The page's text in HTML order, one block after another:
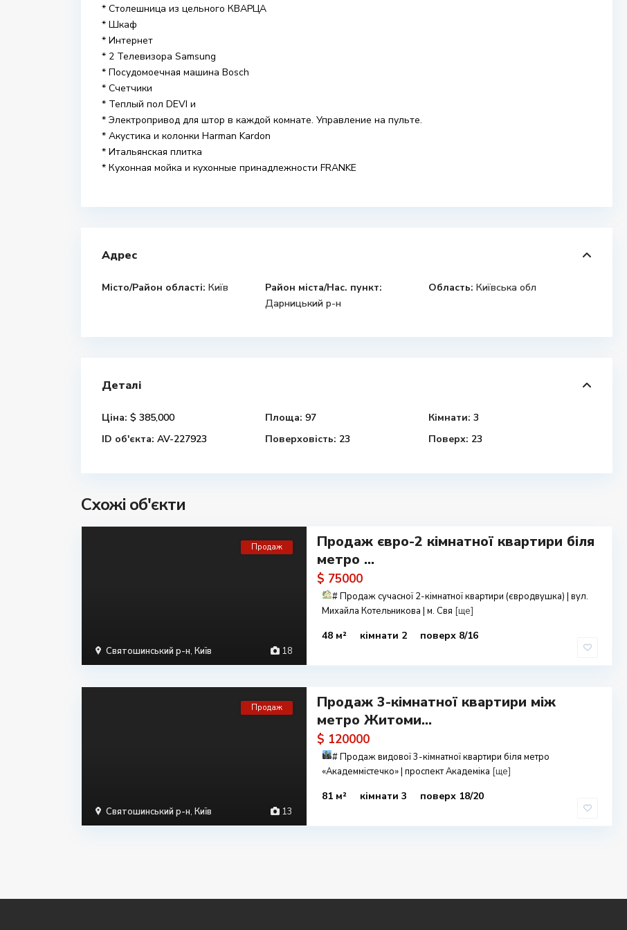
* Столешница из цельного КВАРЦА
* Шкаф
* Интернет
* 2 Телевизора Samsung
* Посудомоечная машина Bosch
* Счетчики
* Теплый пол DEVI и
* Электропривод для штор в каждой комнате. Управление на пульте.
* Акустика и колонки Harman Kardon
* Итальянская плитка
* Кухонная мойка и кухонные принадлежности FRANKE
Адрес
Місто/Район області: Київ
Район міста/Нас. пункт:
Дарницький р-н
Область: Київська обл
Деталі
Ціна: $ 385,000 Площа: 97 Кімнати: 3
ID об'єкта: AV-227923 Поверховість: 23 Поверх: 23
Схожі об'єкти
18
Святошинський р-н, Київ
Продаж
Продаж євро-2 кімнатної квартири біля
метро ...
$ 75000
#Продаж сучасної 2-кімнатної квартири (євродвушка) | вул.
Михайла Котельникова | м. Свя [ще]
48 м² кімнати 2 поверх 8/16
13
Святошинський р-н, Київ
Продаж
Продаж 3-кімнатної квартири між
метро Житоми...
$ 120000
#Продаж видової 3-кімнатної квартири біля метро
«Академмістечко» | проспект Академіка [ще]
81 м² кімнати 3 поверх 18/20